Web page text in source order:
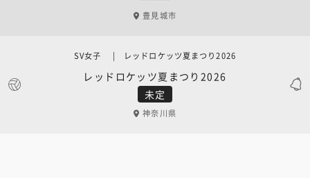
豊見城市
未定
レッドロケッツ夏まつり2026
SV女子 | レッドロケッツ夏まつり2026
神奈川県